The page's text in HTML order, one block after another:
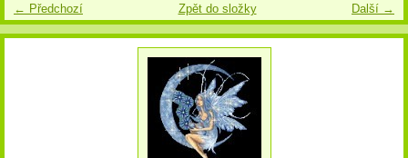
← Předchozí Další →
Zpět do složky